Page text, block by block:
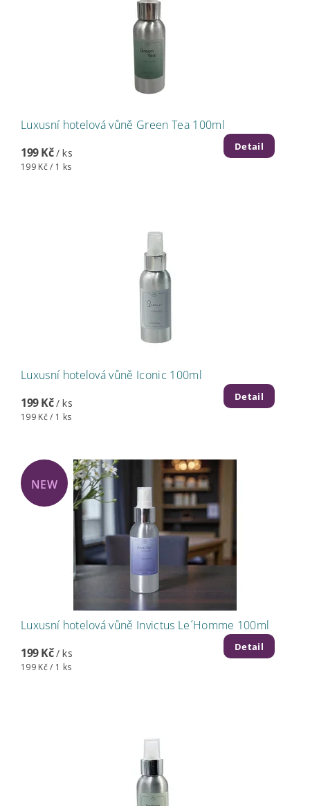
Luxusní hotelová vůně Green Tea 100ml
199 Kč/ ks
199 Kč / 1 ks
Detail
Luxusní hotelová vůně Iconic 100ml
199 Kč/ ks
199 Kč / 1 ks
Detail
NEW
Luxusní hotelová vůně Invictus Le´Homme 100ml
199 Kč/ ks
199 Kč / 1 ks
Detail